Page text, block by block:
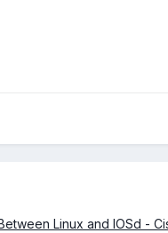
Linux and IOSd -